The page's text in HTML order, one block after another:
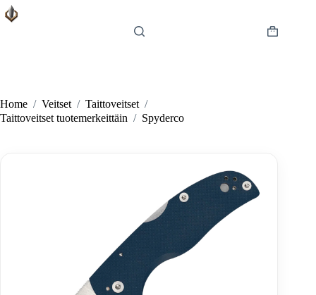
Skip
to
Shopping
Home / Veitset / Taittoveitset /
Taittoveitset tuotemerkeittäin / Spyderco